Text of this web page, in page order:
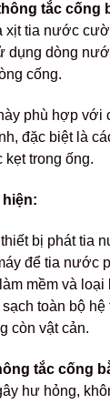
tắc cống
xịt tia nước
dụng dòng
cống.
phù hợp với
đặc biệt là
kẹt trong ống.
bị phát tia
để tia nước
mềm và loại
sạch toàn bộ
còn vật cản.
tắc cống
hư hỏng,